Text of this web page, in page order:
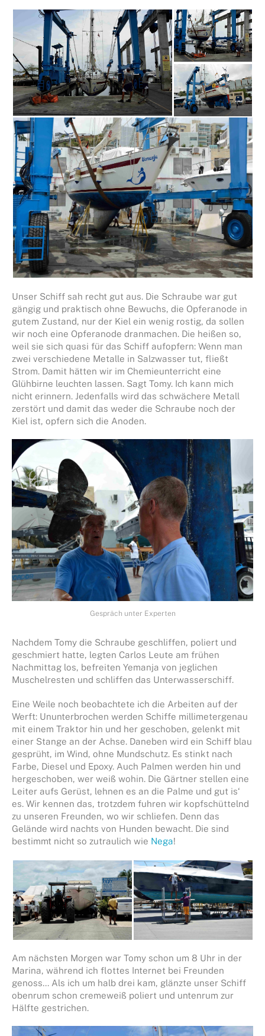
Unser Schiff sah recht gut aus. Die Schraube war gut
gängig und praktisch ohne Bewuchs, die Opferanode in
gutem Zustand, nur der Kiel ein wenig rostig, da sollen
wir noch eine Opferanode dranmachen. Die heißen so,
weil sie sich quasi für das Schiff aufopfern: Wenn man
zwei verschiedene Metalle in Salzwasser tut, fließt
Strom. Damit hätten wir im Chemieunterricht eine
Glühbirne leuchten lassen. Sagt Tomy. Ich kann mich
nicht erinnern. Jedenfalls wird das schwächere Metall
zerstört und damit das weder die Schraube noch der
Kiel ist, opfern sich die Anoden.
Gespräch unter Experten
Nachdem Tomy die Schraube geschliffen, poliert und
geschmiert hatte, legten Carlos Leute am frühen
Nachmittag los, befreiten Yemanja von jeglichen
Muschelresten und schliffen das Unterwasserschiff.
Eine Weile noch beobachtete ich die Arbeiten auf der
Werft: Ununterbrochen werden Schiffe millimetergenau
mit einem Traktor hin und her geschoben, gelenkt mit
einer Stange an der Achse. Daneben wird ein Schiff blau
gesprüht, im Wind, ohne Mundschutz. Es stinkt nach
Farbe, Diesel und Epoxy. Auch Palmen werden hin und
hergeschoben, wer weiß wohin. Die Gärtner stellen eine
Leiter aufs Gerüst, lehnen es an die Palme und gut is‘
es. Wir kennen das, trotzdem fuhren wir kopfschüttelnd
zu unseren Freunden, wo wir schliefen. Denn das
Gelände wird nachts von Hunden bewacht. Die sind
bestimmt nicht so zutraulich wie Nega!
Am nächsten Morgen war Tomy schon um 8 Uhr in der
Marina, während ich flottes Internet bei Freunden
genoss… Als ich um halb drei kam, glänzte unser Schiff
obenrum schon cremeweiß poliert und untenrum zur
Hälfte gestrichen.